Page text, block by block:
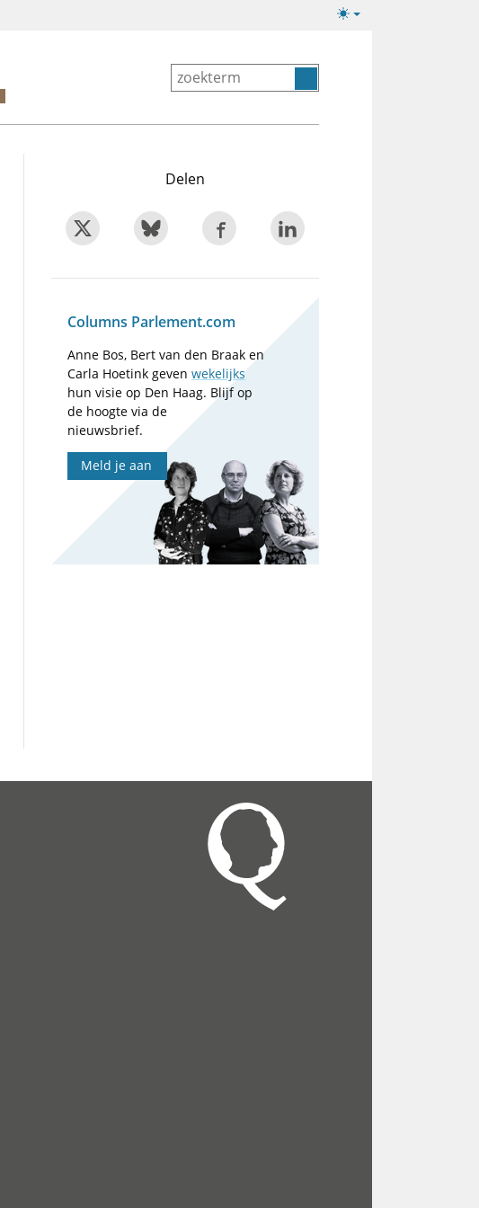
Lichte/donkere
Delen
Columns Parlement.com
Anne Bos, Bert van den Braak en
Carla Hoetink gevenwekelijks
hun visie op Den Haag. Blijf op
de hoogte via de
nieuwsbrief.
Meld je aan